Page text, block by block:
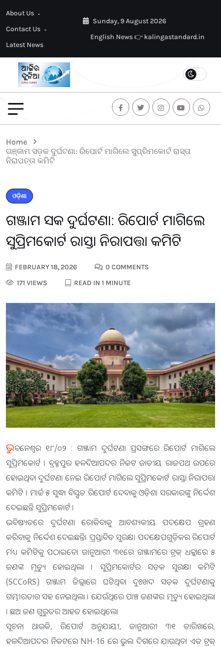
About Us
Contact Us
Latest News
Sunday, 9 August 2026
English News 👉 kalingastandard.in
Home
ଗଞ୍ଜାମ ସଡ଼କ ଦୁର୍ଘଟଣା: ରିପୋର୍ଟ ମାଗିଲେ ସୁପ୍ରିମକୋର୍ଟ ରାସ୍ତା
ନିରାପତ୍ତା କମିଟି
ଓଡ଼ିଶା
ଗଞ୍ଜାମ ସଡ଼କ ଦୁର୍ଘଟଣା: ରିପୋର୍ଟ ମାଗିଲେ
ସୁପ୍ରିମକୋର୍ଟ ରାସ୍ତା ନିରାପତ୍ତା କମିଟି
FEBRUARY 18, 2026
0 COMMENTS
171 VIEWS
READ IN 1 MINUTE
ଭୁବନେଶ୍ୱର ୧୮/୦୨ : ଗଞ୍ଜାମ ଦୁର୍ଘଟଣା ପ୍ରସଙ୍ଗରେ ରିପୋର୍ଟ ମାଗିଲେ
ସୁପ୍ରିମକୋର୍ଟ । ବ୍ରହ୍ମପୁର ହଳଦିଆପଦର ନିକଟ ଜାତୀୟ ରାଜପଥ ଉପରେ
ହୋଇଥିବା ଦୁର୍ଘଟଣା ନେଇ ରିପୋର୍ଟ ମାଗିଲେ ସୁପ୍ରିମକୋର୍ଟ ରାସ୍ତା ନିରାପତ୍ତା
କମିଟି । ମାର୍ଚ୍ଚ ୫ ସୁଦ୍ଧା ବିସ୍ତୃତ ରିପୋର୍ଟ ଦେବାକୁ ଓଡ଼ିଶା ସରକାରଙ୍କୁ ନିର୍ଦ୍ଦେଶ
ଦେଇଛନ୍ତି ସୁପ୍ରିମକୋର୍ଟ ।
ଭବିଷ୍ୟତରେ ଦୁର୍ଘଟଣା ରୋକିବାକୁ ଆବଶ୍ୟକୀୟ ପଦକ୍ଷେପ ଗ୍ରହଣ
କରିବାକୁ ନିର୍ଦ୍ଦେଶ ଦେଇଛନ୍ତି। ପ୍ରସ୍ତାବିତ ସୁରକ୍ଷା ପଦକ୍ଷେପଗୁଡ଼ିକର ରିପୋର୍ଟ
ମଧ୍ୟ କମିଟିକୁ ପଠାଇବେ। ଜାନୁଆରୀ ୩୧ରେ ଗଞ୍ଜାମରେ ଟ୍ରକ୍ ଧକ୍କାରେ ୫
ଜଣଙ୍କ ମୃତ୍ୟୁ ହୋଇଥିଲା । ସୁପ୍ରିମକୋର୍ଟର ସଡ଼କ ସୁରକ୍ଷା କମିଟି
(SCCoRS) ଗଞ୍ଜାମ ଜିଲ୍ଲାରେ ଘଟିଥିବା ଦୁଃଖଦ ସଡ଼କ ଦୁର୍ଘଟଣାକୁ
ଗମ୍ଭୀରତାର ସହ ନେଇଥିଲା । ଯେଉଁଥିରେ ପାଞ୍ଚ ଜଣଙ୍କର ମୃତ୍ୟୁ ହୋଇଥିଲା
। ଛଅ ଜଣ ଗୁରୁତର ଆହତ ହୋଇଥିଲେ।
ସୂଚନା ଥାଉକି, ରିପୋର୍ଟ ଅନୁଯାୟୀ, ଜାନୁଆରୀ ୩୧ ତାରିଖରେ,
ହଳଦିଆପଦର ନିକଟରେ NH-16 ରେ ଭୁଲ ଦିଗରେ ଯାଉଥିବା ଏକ ଟ୍ରକ୍